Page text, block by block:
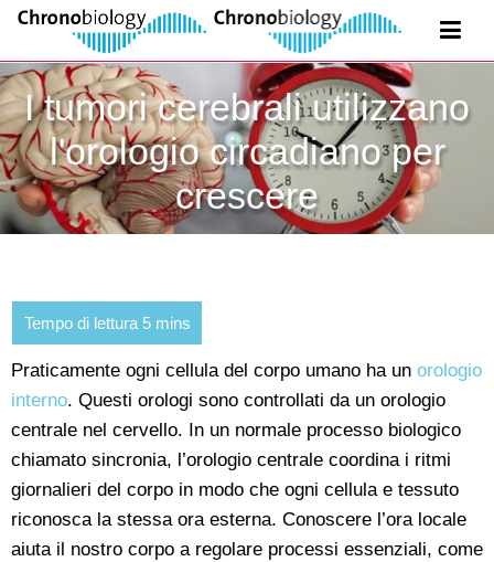
I tumori cerebrali utilizzano
l'orologio circadiano per
crescere
Praticamente ogni cellula del corpo umano ha un orologio
interno. Questi orologi sono controllati da un orologio
centrale nel cervello. In un normale processo biologico
chiamato sincronia, l’orologio centrale coordina i ritmi
giornalieri del corpo in modo che ogni cellula e tessuto
riconosca la stessa ora esterna. Conoscere l’ora locale
aiuta il nostro corpo a regolare processi essenziali, come